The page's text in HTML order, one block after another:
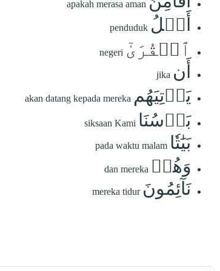
apakah merasa aman
أَهۡلُ penduduk
ٱلۡقُرَىٰٓ negeri
أَن jika
يَأۡتِيَهُم akan datang kepada mereka
بَأۡسُنَا siksaan Kami
بَيَٰتٗا pada waktu malam
وَهُمۡ dan mereka
نَآئِمُونَ mereka tidur